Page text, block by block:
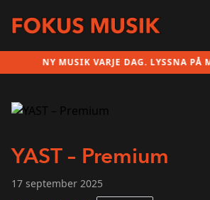
NY MUSIK VARJE DAG. LYSSNA PÅ
YAST – Premium
17 september 2025